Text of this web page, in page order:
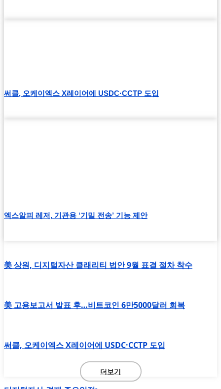
써클, 오케이엑스 X레이어에 USDC·CCTP 도입
엑스알피 레저, 기관용 ‘기밀 전송’ 기능 제안
美 상원, 디지털자산 클래리티 법안 9월 표결 절차 착수
美 고용보고서 발표 후…비트코인 6만5000달러 회복
써클, 오케이엑스 X레이어에 USDC·CCTP 도입
더보기